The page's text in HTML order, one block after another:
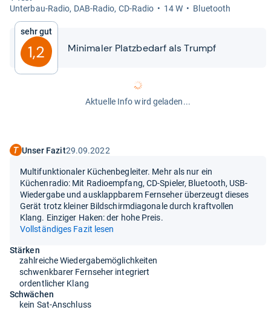
Unter­bau-​Radio, DAB-​Radio, CD-​Radio
14 W Blue­tooth
Sehr gut
1,2 Mini­ma­ler Platz­be­darf als Trumpf
Aktuelle Info wird geladen...
Unser Fazit29.09.2022
Multifunktionaler Küchenbegleiter. Mehr als nur ein
Küchenradio: Mit Radioempfang, CD-Spieler, Bluetooth, USB-
Wiedergabe und ausklappbarem Fernseher überzeugt dieses
Gerät trotz kleiner Bildschirmdiagonale durch kraftvollen
Klang. Einziger Haken: der hohe Preis.
Vollständiges Fazit lesen
Stärken
zahlreiche Wiedergabemöglichkeiten
schwenkbarer Fernseher integriert
ordentlicher Klang
Schwächen
kein Sat-Anschluss